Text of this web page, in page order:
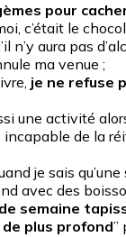
pour
c’était le
n’y aura pas
ma venue ;
je ne refuse
une activité
incapable de la
je sais
avec des
semaine
plus profond”